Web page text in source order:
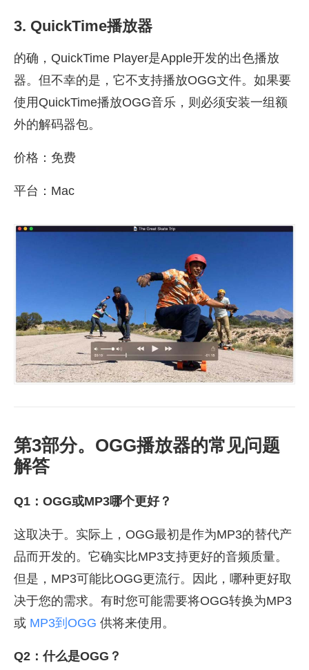
3. QuickTime播放器
的确，QuickTime Player是Apple开发的出色播放
器。但不幸的是，它不支持播放OGG文件。如果要
使用QuickTime播放OGG音乐，则必须安装一组额
外的解码器包。
价格：免费
平台：Mac
第3部分。OGG播放器的常见问题
解答
Q1：OGG或MP3哪个更好？
这取决于。实际上，OGG最初是作为MP3的替代产
品而开发的。它确实比MP3支持更好的音频质量。
但是，MP3可能比OGG更流行。因此，哪种更好取
决于您的需求。有时您可能需要将OGG转换为MP3
或 MP3到OGG 供将来使用。
Q2：什么是OGG？